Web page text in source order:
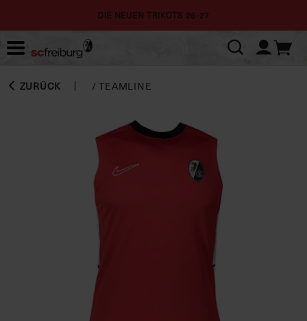
DIE NEUEN TRIKOTS 26-27
ZURÜCK /TEAMLINE